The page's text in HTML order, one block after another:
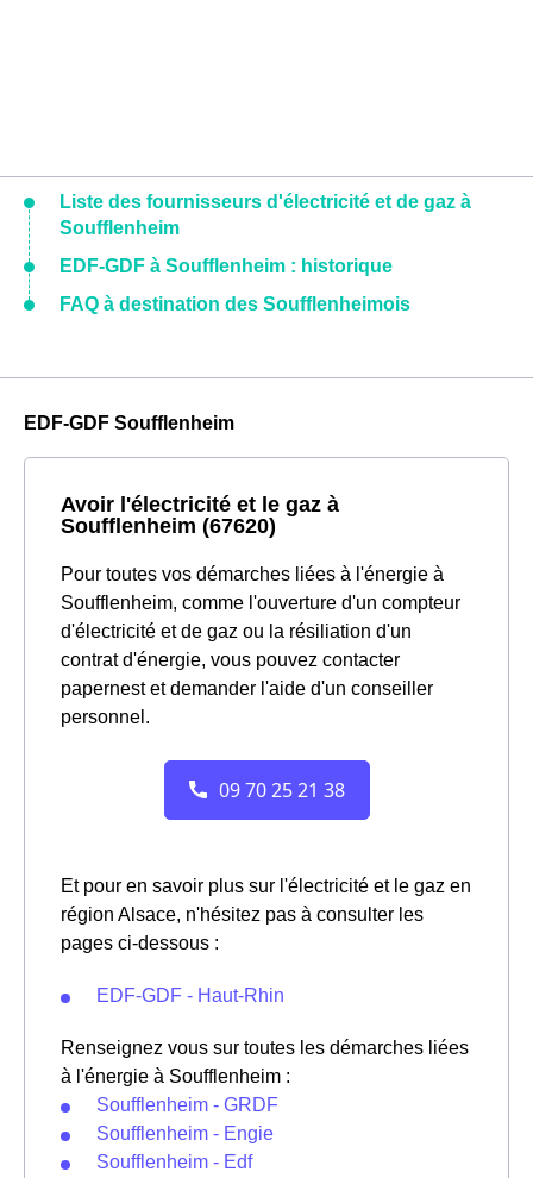
Liste des fournisseurs d'électricité et de gaz à
Soufflenheim
EDF-GDF à Soufflenheim : historique
FAQ à destination des Soufflenheimois
EDF-GDF Soufflenheim
Avoir l'électricité et le gaz à
Soufflenheim (67620)
Pour toutes vos démarches liées à l'énergie à
Soufflenheim, comme l'ouverture d'un compteur
d'électricité et de gaz ou la résiliation d'un
contrat d'énergie, vous pouvez contacter
papernest et demander l'aide d'un conseiller
personnel.
Et pour en savoir plus sur l'électricité et le gaz en
région Alsace, n'hésitez pas à consulter les
pages ci-dessous :
EDF-GDF - Haut-Rhin
Renseignez vous sur toutes les démarches liées
à l'énergie à Soufflenheim :
Soufflenheim - GRDF
Soufflenheim - Engie
Soufflenheim - Edf